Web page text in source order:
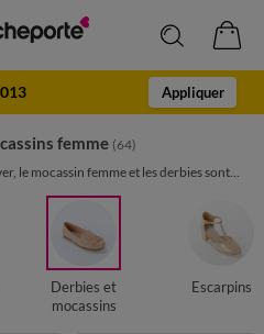
Appliquer
femme (64)
le mocassin femme et les derbies sont...
Derbies et
mocassins
Escarpins